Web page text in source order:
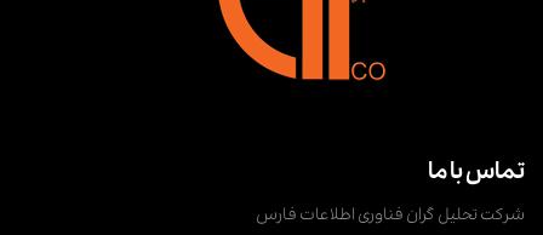
تماس با ما
شرکت تحلیل گران فناوری اطلاعات فارس